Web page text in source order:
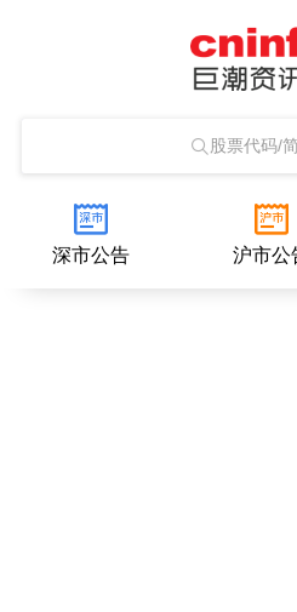
股票代码/
深市公告 沪市公